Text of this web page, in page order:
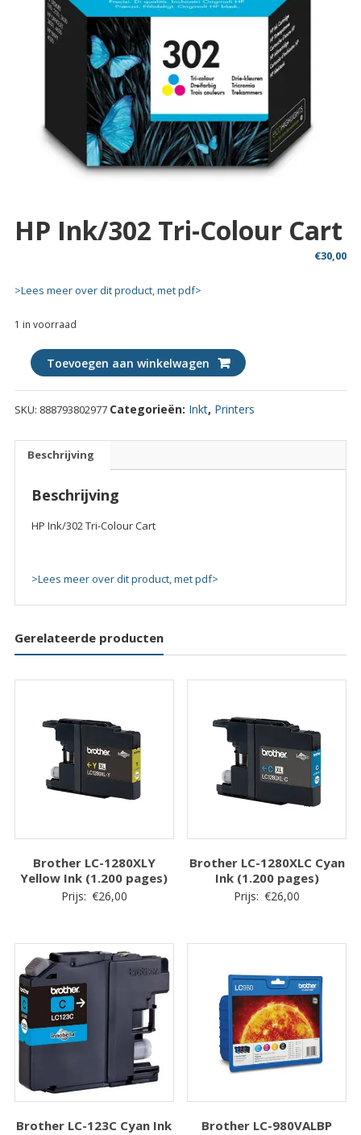
HP Ink/302 Tri-Colour Cart
€30,00
>Lees meer over dit product, met pdf>
1 in voorraad
Ink/302
Tri-
Colour
quantity
Toevoegen aan winkelwagen
SKU: 888793802977 Categorieën: Inkt, Printers
Beschrijving
Beschrijving
HP Ink/302 Tri-Colour Cart
>Lees meer over dit product, met pdf>
Gerelateerde producten
Brother LC-1280XLY
Yellow Ink (1.200 pages)
Prijs: €26,00
Brother LC-1280XLC Cyan
Ink (1.200 pages)
Prijs: €26,00
Brother LC-123C Cyan Ink
Brother LC-980VALBP